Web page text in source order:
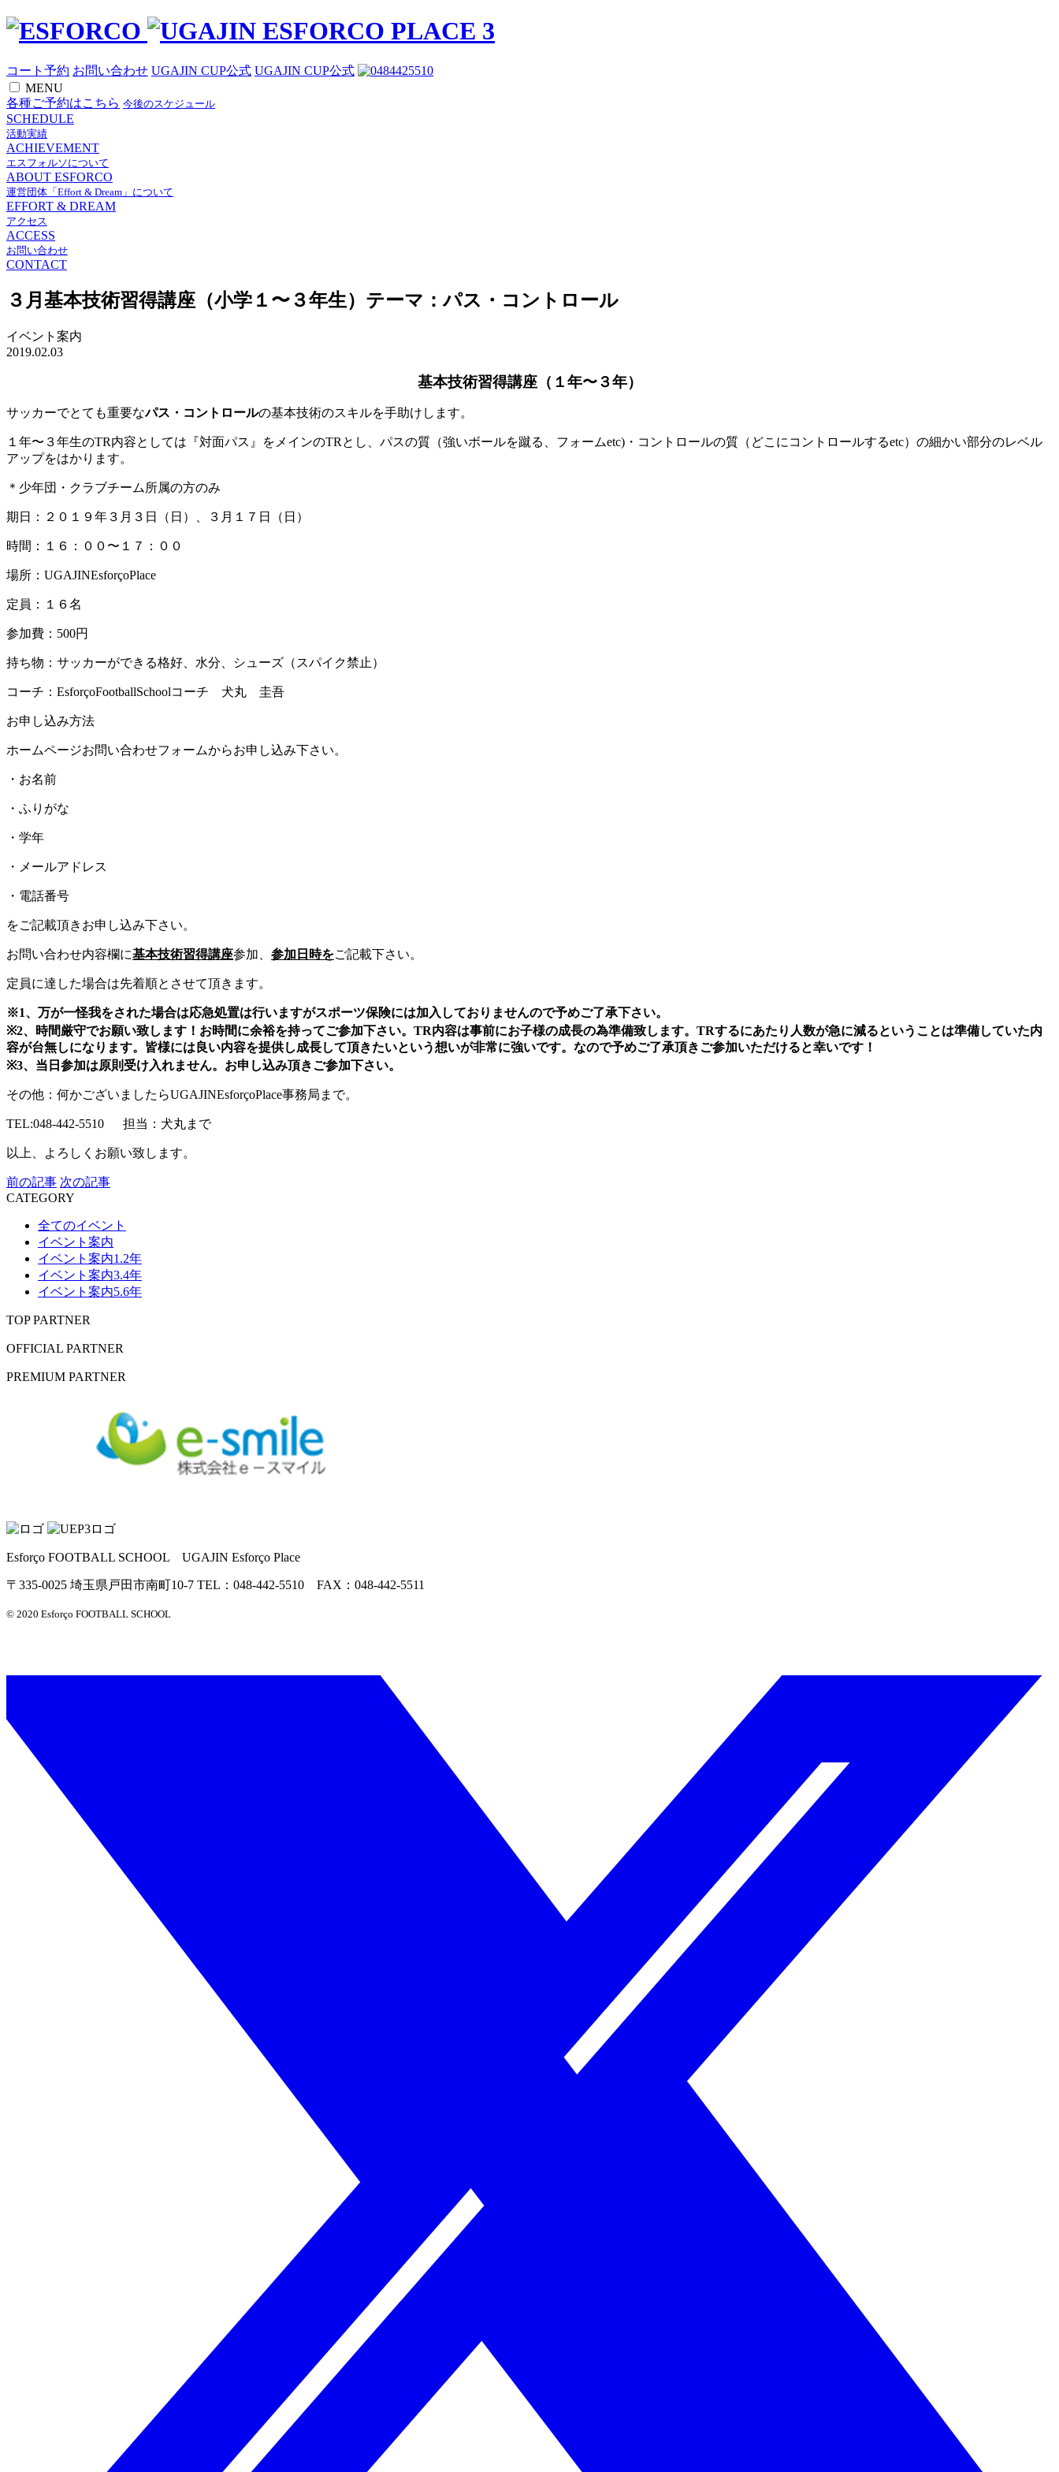
コート予約 お問い合わせ UGAJIN CUP公式 UGAJIN CUP公式
MENU
各種ご予約はこちら 今後のスケジュール
SCHEDULE
活動実績
ACHIEVEMENT
エスフォルソについて
ABOUT ESFORCO
運営団体「Effort & Dream」について
EFFORT & DREAM
アクセス
ACCESS
お問い合わせ
CONTACT
３月基本技術習得講座（小学１〜３年生）テーマ：パス・コントロール
イベント案内
2019.02.03
基本技術習得講座（１年〜３年）
サッカーでとても重要なパス・コントロールの基本技術のスキルを手助けします。
１年〜３年生のTR内容としては『対面パス』をメインのTRとし、パスの質（強いボールを蹴る、フォームetc)・コントロールの質（どこにコントロールするetc）の細かい部分のレベル
アップをはかります。
＊少年団・クラブチーム所属の方のみ
期日：２０１９年３月３日（日）、３月１７日（日）
時間：１６：００〜１７：００
場所：UGAJINEsforçoPlace
定員：１６名
参加費：500円
持ち物：サッカーができる格好、水分、シューズ（スパイク禁止）
コーチ：EsforçoFootballSchoolコーチ 犬丸 圭吾
お申し込み方法
ホームページお問い合わせフォームからお申し込み下さい。
・お名前
・ふりがな
・学年
・メールアドレス
・電話番号
をご記載頂きお申し込み下さい。
お問い合わせ内容欄に基本技術習得講座参加、 参加日時をご記載下さい。
定員に達した場合は先着順とさせて頂きます。
※1、万が一怪我をされた場合は応急処置は行いますがスポーツ保険には加入しておりませんので予めご了承下さい。
※2、時間厳守でお願い致します！お時間に余裕を持ってご参加下さい。TR内容は事前にお子様の成長の為準備致します。TRするにあたり人数が急に減るということは準備していた内
容が台無しになります。皆様には良い内容を提供し成長して頂きたいという想いが非常に強いです。なので予めご了承頂きご参加いただけると幸いです！
※3、当日参加は原則受け入れません。お申し込み頂きご参加下さい。
その他：何かございましたらUGAJINEsforçoPlace事務局まで。
TEL:048-442-5510 担当：犬丸まで
以上、よろしくお願い致します。
前の記事 次の記事
CATEGORY
全てのイベント
イベント案内
イベント案内1.2年
イベント案内3.4年
イベント案内5.6年
TOP PARTNER
OFFICIAL PARTNER
PREMIUM PARTNER
Esforço FOOTBALL SCHOOL UGAJIN Esforço Place
〒335-0025 埼玉県戸田市南町10-7 TEL：048-442-5510 FAX：048-442-5511
© 2020 Esforço FOOTBALL SCHOOL